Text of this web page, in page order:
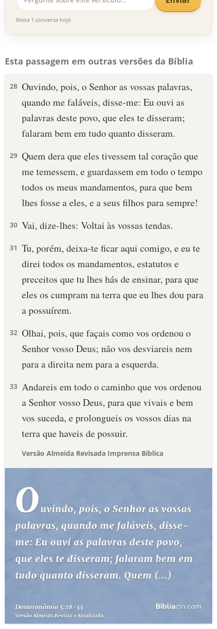
Resta 1 conversa hoje
Esta passagem em outras versões da Bíblia
28 Ouvindo, pois, o Senhor as vossas palavras,
quando me faláveis, disse-me: Eu ouvi as
palavras deste povo, que eles te disseram;
falaram bem em tudo quanto disseram.
29 Quem dera que eles tivessem tal coração que
me temessem, e guardassem em todo o tempo
todos os meus mandamentos, para que bem
lhes fosse a eles, e a seus filhos para sempre!
30 Vai, dize-lhes: Voltai às vossas tendas.
31 Tu, porém, deixa-te ficar aqui comigo, e eu te
direi todos os mandamentos, estatutos e
preceitos que tu lhes hás de ensinar, para que
eles os cumpram na terra que eu lhes dou para
a possuírem.
32 Olhai, pois, que façais como vos ordenou o
Senhor vosso Deus; não vos desviareis nem
para a direita nem para a esquerda.
33 Andareis em todo o caminho que vos ordenou
a Senhor vosso Deus, para que vivais e bem
vos suceda, e prolongueis os vossos dias na
terra que haveis de possuir.
Versão Almeida Revisada Imprensa Bíblica